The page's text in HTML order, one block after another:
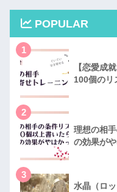
POPULAR
1
【恋愛成
100個のリ
2
理想の相
の効果が
3
水晶（ロ